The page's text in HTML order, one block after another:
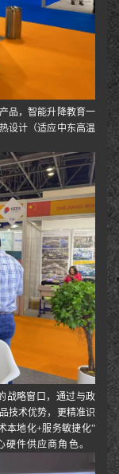
品，智能升降教育一
设计（适应中东高温
战略窗口，通过与政
技术优势，更精准识
本地化+服务敏捷化”
硬件供应商角色。